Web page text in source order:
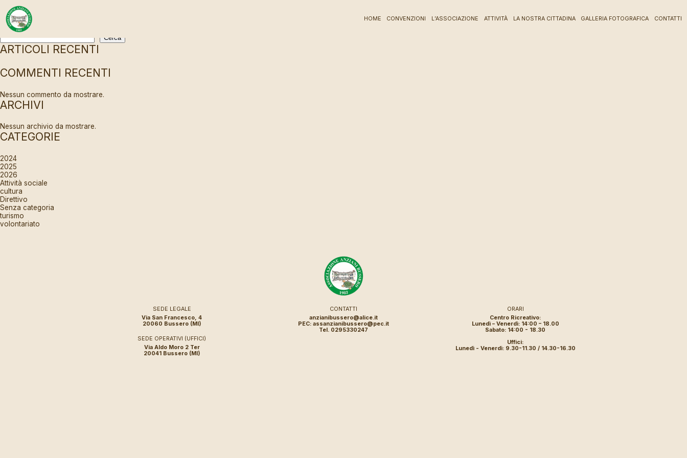
HOME CONVENZIONI L’ASSOCIAZIONE ATTIVITÀ LA NOSTRA CITTADINA GALLERIA FOTOGRAFICA CONTATTI
NOTHING FOUND
Cerca
Cerca
ARTICOLI RECENTI
COMMENTI RECENTI
Nessun commento da mostrare.
ARCHIVI
Nessun archivio da mostrare.
CATEGORIE
2024
2025
2026
Attività sociale
cultura
Direttivo
Senza categoria
turismo
volontariato
SEDE LEGALE
Via San Francesco, 4
20060 Bussero (MI)
SEDE OPERATIVI (UFFICI)
Via Aldo Moro 2 Ter
20041 Bussero (MI)
CONTATTI
anzianibussero@alice.it
PEC: assanzianibussero@pec.it
Tel. 0295330247
ORARI
Centro Ricreativo:
Lunedì – Venerdì: 14:00 – 18.00
Sabato: 14:00 - 18.30
Uffici:
Lunedì - Venerdì: 9.30-11.30 / 14.30-16.30